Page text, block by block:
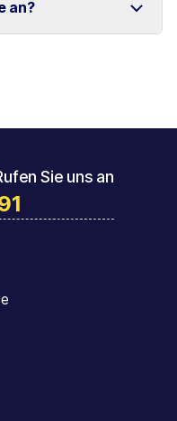
Tankfüllung
an?
Sie uns an